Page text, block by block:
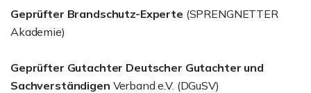
Geprüfter Brandschutz-Experte (SPRENGNETTER
Akademie)
Geprüfter Gutachter Deutscher Gutachter und
Sachverständigen Verband e.V. (DGuSV)